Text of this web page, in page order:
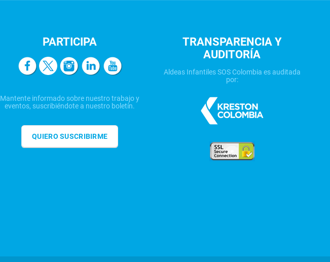
PARTICIPA
Mantente informado sobre nuestro trabajo y
eventos, suscribiéndote a nuestro boletín.
QUIERO SUSCRIBIRME
TRANSPARENCIA Y
AUDITORÍA
Aldeas Infantiles SOS Colombia es auditada
por: